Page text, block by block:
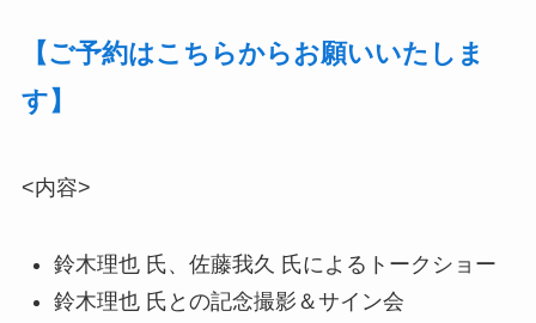
【ご予約はこちらからお願いいたしま
す】
<内容>
鈴木理也 氏、佐藤我久 氏によるトークショー
鈴木理也 氏との記念撮影＆サイン会